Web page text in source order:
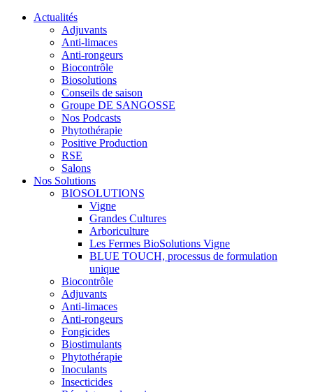
Actualités
Adjuvants
Anti-limaces
Anti-rongeurs
Biocontrôle
Biosolutions
Conseils de saison
Groupe DE SANGOSSE
Nos Podcasts
Phytothérapie
Positive Production
RSE
Salons
Nos Solutions
BIOSOLUTIONS
Vigne
Grandes Cultures
Arboriculture
Les Fermes BioSolutions Vigne
BLUE TOUCH, processus de formulation
unique
Biocontrôle
Adjuvants
Anti-limaces
Anti-rongeurs
Fongicides
Biostimulants
Phytothérapie
Inoculants
Insecticides